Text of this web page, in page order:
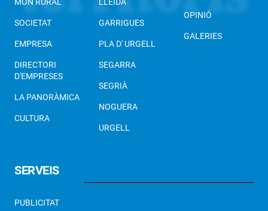
MÓN RURAL
SOCIETAT
EMPRESA
DIRECTORI
D'EMPRESES
LA PANORÀMICA
CULTURA
LLEIDA
GARRIGUES
PLA D' URGELL
SEGARRA
SEGRIÀ
NOGUERA
URGELL
OPINIÓ
GALERIES
SERVEIS
PUBLICITAT